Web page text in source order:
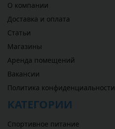
О компании
Доставка и оплата
Статьи
Магазины
Аренда помещений
Вакансии
Политика конфиденциальности
КАТЕГОРИИ
Спортивное питание